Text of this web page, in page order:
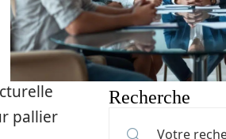
pallier
Recherche